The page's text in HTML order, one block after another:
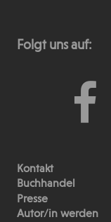
Folgt uns auf:
Kontakt
Buchhandel
Presse
Autor/in werden